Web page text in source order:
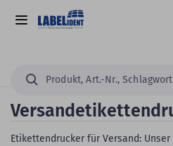
Hauptinhalt
springen
Alle
Suchen...
Etikettendrucker für Versand: